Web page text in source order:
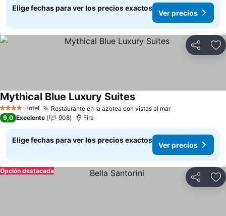
Elige fechas para ver los precios exactos
Ver precios
Compartir
4 EstrellasHotel Restaurante en la azotea con vistas al marVer precios
Mythical Blue Luxury SuitesVer precios
9,0 Excelente 908 Fira
Elige fechas para ver los precios exactos
Ver precios
Compartir
Opción destacada